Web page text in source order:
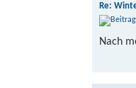
Re:
Nach